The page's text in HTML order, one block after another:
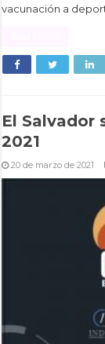
vacunación a
El Salvador
2021
20 de marzo de 2021